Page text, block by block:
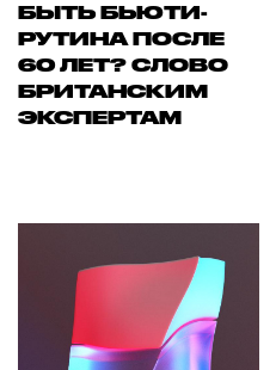
БЫТЬ БЬЮТИ-
РУТИНА ПОСЛЕ
60 ЛЕТ? СЛОВО
БРИТАНСКИМ
ЭКСПЕРТАМ